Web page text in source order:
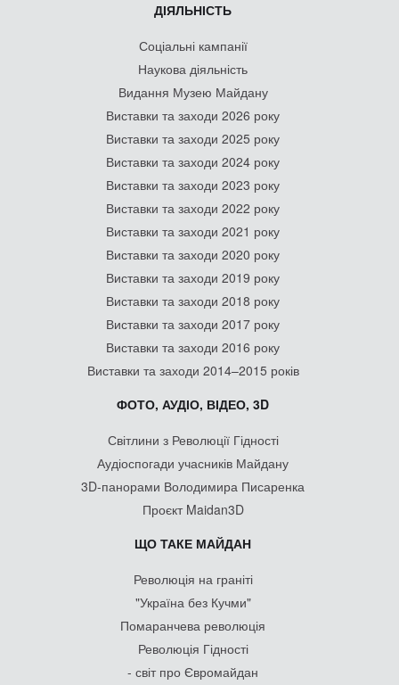
ДІЯЛЬНІСТЬ
Соціальні кампанії
Наукова діяльність
Видання Музею Майдану
Виставки та заходи 2026 року
Виставки та заходи 2025 року
Виставки та заходи 2024 року
Виставки та заходи 2023 року
Виставки та заходи 2022 року
Виставки та заходи 2021 року
Виставки та заходи 2020 року
Виставки та заходи 2019 року
Виставки та заходи 2018 року
Виставки та заходи 2017 року
Виставки та заходи 2016 року
Виставки та заходи 2014–2015 років
ФОТО, АУДІО, ВІДЕО, 3D
Світлини з Революції Гідності
Аудіоспогади учасників Майдану
3D-панорами Володимира Писаренка
Проєкт Maidan3D
ЩО ТАКЕ МАЙДАН
Революція на граніті
"Україна без Кучми"
Помаранчева революція
Революція Гідності
- світ про Євромайдан